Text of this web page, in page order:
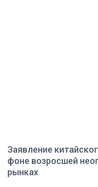
Заявление
фоне возросшей
рынках